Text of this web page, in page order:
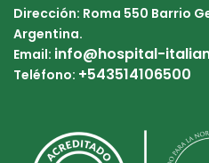
Dirección: Roma 550 Barrio
Argentina.
Email: info@hospital-
Teléfono: +543514106500